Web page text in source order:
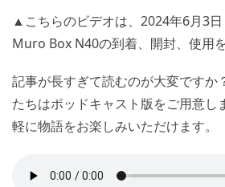
▲こちらのビデオは、2024年6月3
Muro Box N40の到着、開封、使用
記事が長すぎて読むのが大変ですか
たちはポッドキャスト版をご用意し
軽に物語をお楽しみいただけます。